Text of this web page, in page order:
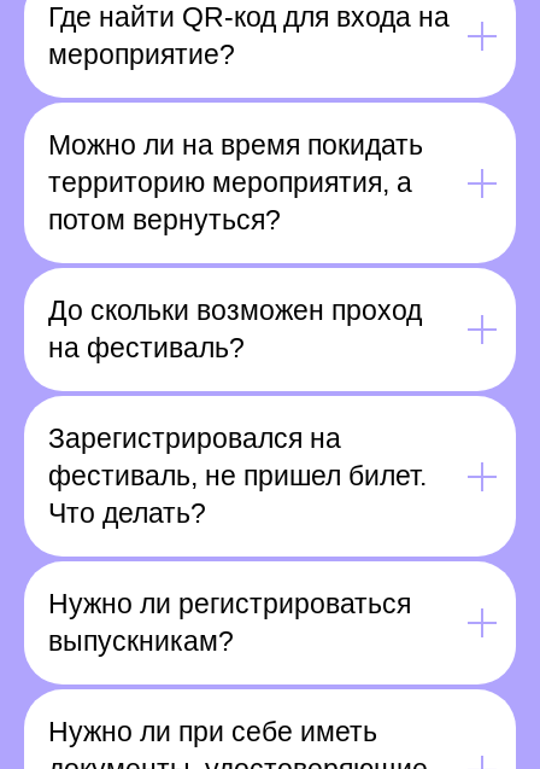
Где найти QR-код для входа на
мероприятие?
Можно ли на время покидать
территорию мероприятия, а
потом вернуться?
До скольки возможен проход
на фестиваль?
Зарегистрировался на
фестиваль, не пришел билет.
Что делать?
Нужно ли регистрироваться
выпускникам?
Нужно ли при себе иметь